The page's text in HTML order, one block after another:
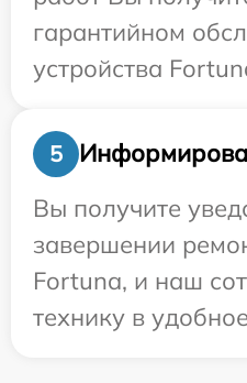
гарантийном
устройства
5
Вы получите
завершении
Fortuna, и наш
технику в